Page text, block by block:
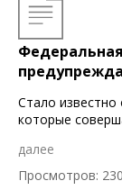
Стало
которые
далее
Просмотров: 230